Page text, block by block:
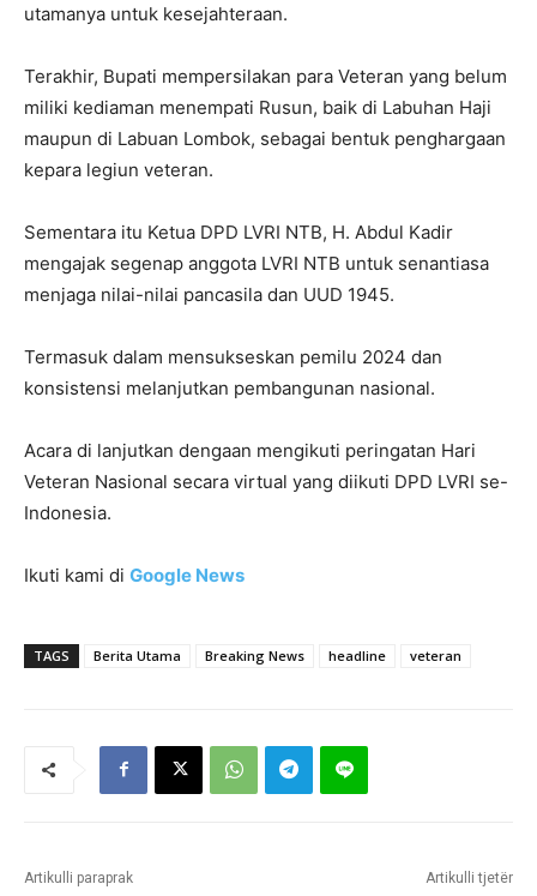
utamanya untuk kesejahteraan.
Terakhir, Bupati mempersilakan para Veteran yang belum
miliki kediaman menempati Rusun, baik di Labuhan Haji
maupun di Labuan Lombok, sebagai bentuk penghargaan
kepara legiun veteran.
Sementara itu Ketua DPD LVRI NTB, H. Abdul Kadir
mengajak segenap anggota LVRI NTB untuk senantiasa
menjaga nilai-nilai pancasila dan UUD 1945.
Termasuk dalam mensukseskan pemilu 2024 dan
konsistensi melanjutkan pembangunan nasional.
Acara di lanjutkan dengaan mengikuti peringatan Hari
Veteran Nasional secara virtual yang diikuti DPD LVRI se-
Indonesia.
Ikuti kami di Google News
TAGS Berita Utama Breaking News headline veteran
Artikulli paraprak Artikulli tjetër